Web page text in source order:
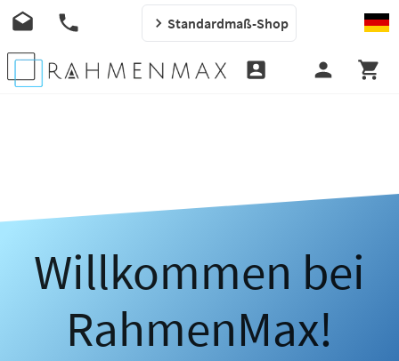
Standardmaß-Shop
Willkommen bei
RahmenMax!